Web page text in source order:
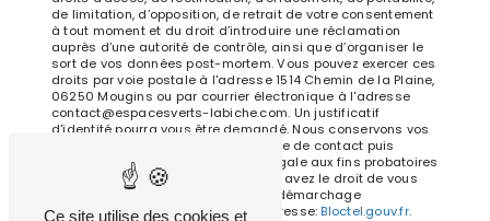
de limitation, d’opposition, de retrait de votre consentement
à tout moment et du droit d’introduire une réclamation
auprès d’une autorité de contrôle, ainsi que d’organiser le
sort de vos données post-mortem. Vous pouvez exercer ces
droits par voie postale à l'adresse 1514 Chemin de la Plaine,
06250 Mougins ou par courrier électronique à l'adresse
contact@espacesverts-labiche.com. Un justificatif
d'identité pourra vous être demandé. Nous conservons vos
données pendant la période de prise de contact puis
pendant la durée de prescription légale aux fins probatoires
et de gestion des contentieux. Vous avez le droit de vous
inscrire sur la liste d'opposition au démarchage
téléphonique, disponible à cette adresse: Bloctel.gouv.fr.
Ce site utilise des cookies et